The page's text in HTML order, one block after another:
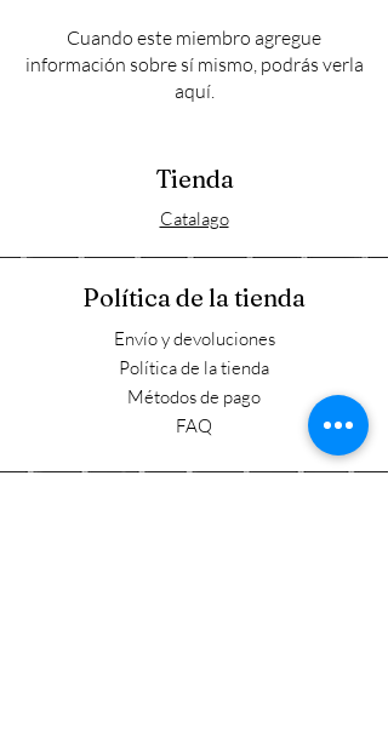
Cuando este miembro agregue
información sobre sí mismo, podrás verla
aquí.
Tienda
Catalago
Política de la tienda
Envío y devoluciones
Política de la tienda
Métodos de pago
FAQ